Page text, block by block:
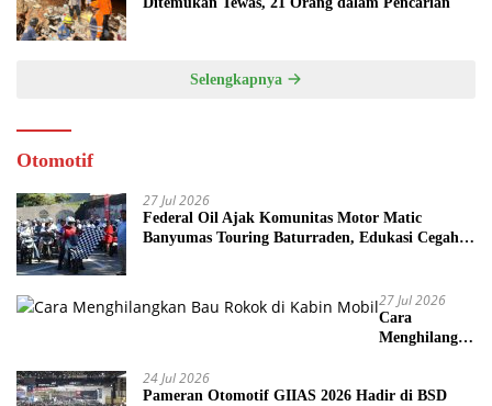
Selengkapnya
Otomotif
27 Jul 2026
Federal Oil Ajak Komunitas Motor Matic
Banyumas Touring Baturraden, Edukasi Cegah
27 Jul 2026
Cara
Menghilangka
Mobil
24 Jul 2026
Pameran Otomotif GIIAS 2026 Hadir di BSD